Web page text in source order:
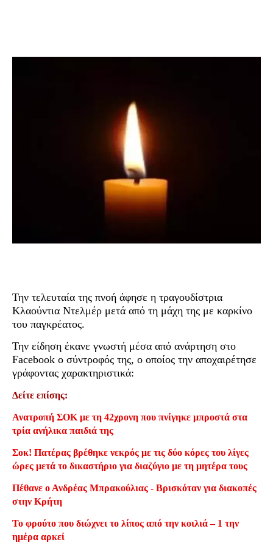
Την τελευταία της πνοή άφησε η τραγουδίστρια
Κλαούντια Ντελμέρ μετά από τη μάχη της με καρκίνο
του παγκρέατος.
Την είδηση έκανε γνωστή μέσα από ανάρτηση στο
Facebook ο σύντροφός της, ο οποίος την αποχαιρέτησε
γράφοντας χαρακτηριστικά:
Δείτε επίσης:
Ανατροπή ΣΟΚ με τη 42χρονη που πνίγηκε μπροστά στα
τρία ανήλικα παιδιά της
Σοκ! Πατέρας βρέθηκε νεκρός με τις δύο κόρες του λίγες
ώρες μετά το δικαστήριο για διαζύγιο με τη μητέρα τους
Πέθανε ο Ανδρέας Μπρακούλιας - Βρισκόταν για διακοπές
στην Κρήτη
Το φρούτο που διώχνει το λίπος από την κοιλιά – 1 την
ημέρα αρκεί